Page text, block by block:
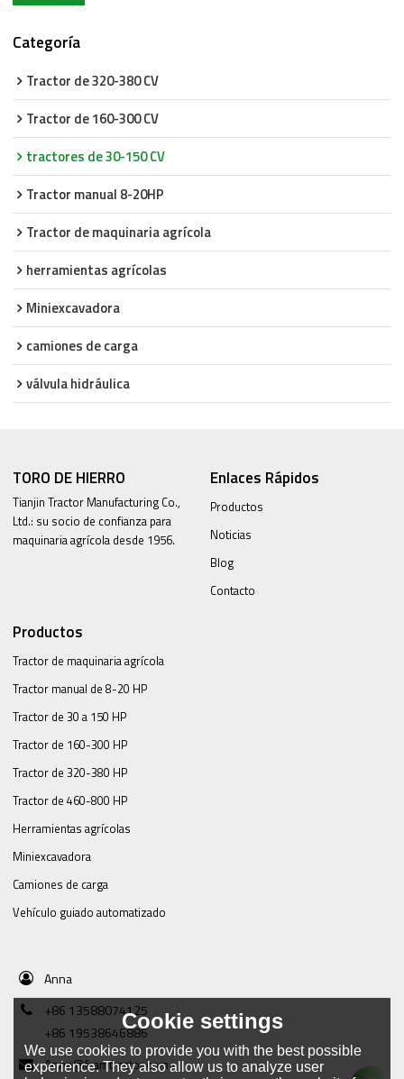
Categoría
Tractor de 320-380 CV
Tractor de 160-300 CV
tractores de 30-150 CV
Tractor manual 8-20HP
Tractor de maquinaria agrícola
herramientas agrícolas
Miniexcavadora
camiones de carga
válvula hidráulica
TORO DE HIERRO
Tianjin Tractor Manufacturing Co.,
Ltd.: su socio de confianza para
maquinaria agrícola desde 1956.
Enlaces Rápidos
Productos
Noticias
Blog
Contacto
Productos
Tractor de maquinaria agrícola
Tractor manual de 8-20 HP
Tractor de 30 a 150 HP
Tractor de 160-300 HP
Tractor de 320-380 HP
Tractor de 460-800 HP
Herramientas agrícolas
Miniexcavadora
Camiones de carga
Vehículo guiado automatizado
Anna
+86 13588074125
+86 19538646886
Anna@framtractor.com
Cookie settings
We use cookies to provide you with the best possible
experience. They also allow us to analyze user